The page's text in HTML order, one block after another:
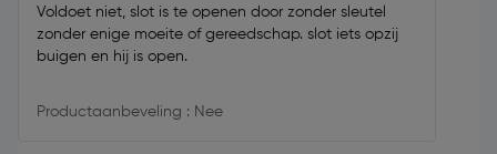
Voldoet niet, slot is te openen door zonder sleutel
zonder enige moeite of gereedschap. slot iets opzij
buigen en hij is open.
Productaanbeveling : Nee